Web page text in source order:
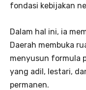
fondasi kebijakan
Dalam hal ini, ia
Daerah membuka
menyusun formula
yang adil, lestari,
permanen.